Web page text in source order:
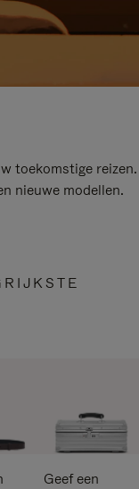
toekomstige reizen.
nieuwe modellen.
Geef een